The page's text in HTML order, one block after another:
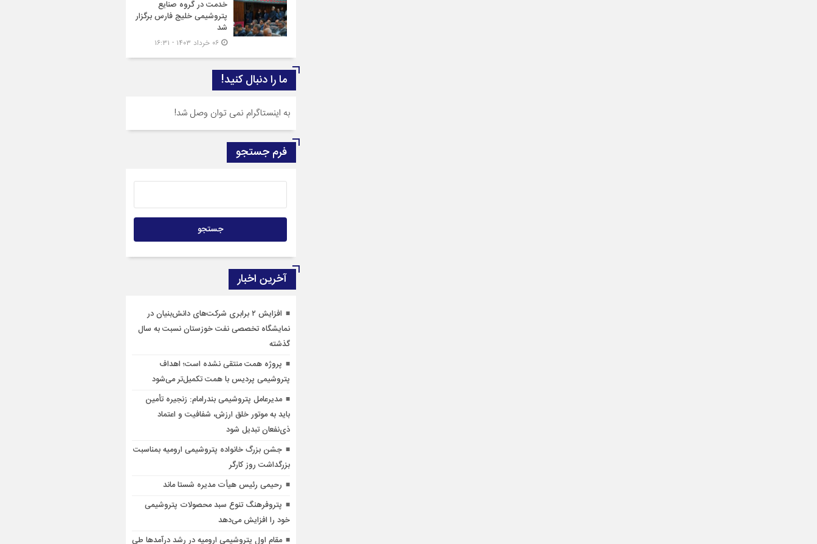
خدمت در گروه صنایع
پتروشیمی خلیج فارس برگزار
شد
ما را دنبال کنید!
به اینستاگرام نمی توان وصل شد!
فرم جستجو
آخرین اخبار
افزایش ۲ برابری شركت‌های دانش‌بنیان در
نمایشگاه تخصصی نفت خوزستان نسبت به سال
گذشته
پروژه همت منتقی نشده است؛ اهداف
پتروشیمی پردیس با همت تكمیل‌تر می‌شود
مدیرعامل پتروشیمی بندرامام: زنجیره تأمین
باید به موتور خلق ارزش، شفافیت و اعتماد
ذی‌نفعان تبدیل شود
جشن بزرگ خانواده پتروشیمی ارومیه بمناسبت
بزرگداشت روز کارگر
رحیمی رئیس هیأت مدیره شستا ماند
پتروفرهنگ تنوع سبد محصولات پتروشیمی
خود را افزایش می‌دهد
مقام اول پتروشیمی ارومیه در رشد درآمدها طی